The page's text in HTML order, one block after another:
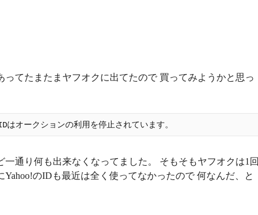
ってたまたまヤフオクに出てたので 買ってみようかと思っ
一通り何も出来なくなってました。 そもそもヤフオクは1回
Yahoo!のIDも最近は全く使ってなかったので 何なんだ、と